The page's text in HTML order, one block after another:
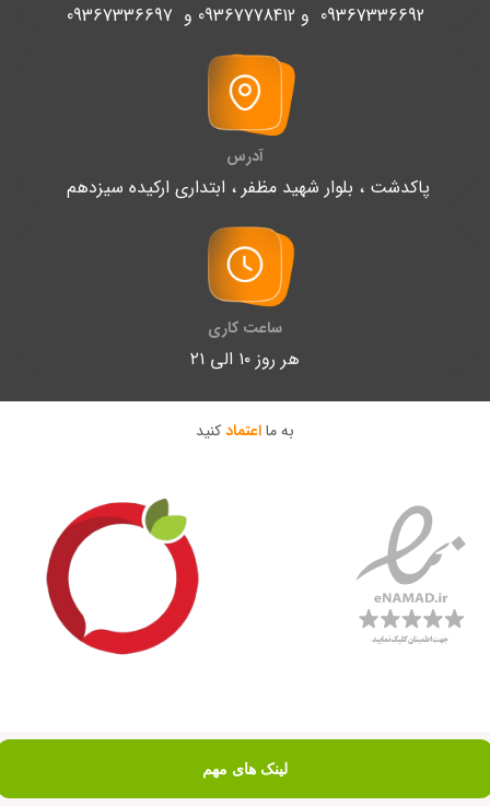
09367336692 و 09367778412 و 09367336697
آدرس
پاکدشت ، بلوار شهید مظفر ، ابتداری ارکیده سیزدهم
ساعت کاری
هر روز ۱۰ الی ۲۱
لینک های مهم
به مااعتمادکنید